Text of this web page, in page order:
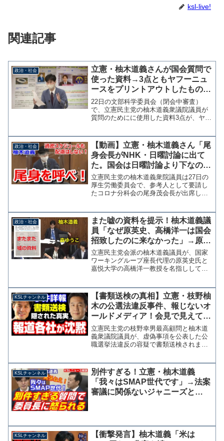
ksl-live!
関連記事
政治・社会
立憲・柚木道義さんが国会質問で
使った資料→3点ともヤフーニュ
ースをプリントアウトしたものと
判明
22日の文部科学委員会（閉会中審査）
で、立憲民主党の柚木道義衆議院議員が
質問のためにに使用した資料3点が、ヤフ
明日13:30～文部科学委員会にて#国会質
問 に立ちます...
政治・社会
【動画】立憲・柚木道義さん「尾
身会長がNHK・日曜討論に出て
た。国会は日曜討論より下なの
か？」分科会直前の国会出席を求
め苦言
立憲民主党の柚木道義衆院議員は27日の
厚生労働委員会で、参考人として要請し
たコロナ分科会の尾身茂会長が出席して
たとして「国会は日曜討論より下なの
か？ということになりか...
政治・社会
また嘘の資料を提示！柚木道義議
員「なぜ原英史、高橋洋一は国会
招致したのに来なかった」→原氏
「呼ばれてません」
立憲民主党会派の柚木道義議員が、国家
ワーキングループ座長代理の原英史氏と
嘉悦大学の高橋洋一教授を名指しして
る。 まるで原氏と高橋氏が逃げたよう
な印象を受けるが、柚木氏が示...
KSLチャンネル
【書類送検の真相】立憲・枝野柚
木の公選法違反事件、報じないオ
ールドメディア！会見で見えてき
た報道の闇とネットデマ【KSLチ
ャンネル】
立憲民主党の枝野幸男最高顧問と柚木道
義衆議院議員が、虚偽事項を公表した公
職選挙法違反の容疑で書類送検されまし
日に岡山市内で開いた記者会見に参加し
てきました。ネット上の...
KSLチャンネル
別件すぎる！立憲・柚木道義
「我々はSMAP世代です」→法案
審議に関係ないジャニーズと
KSLチャンネル
【衝撃発言】柚木道義「米は